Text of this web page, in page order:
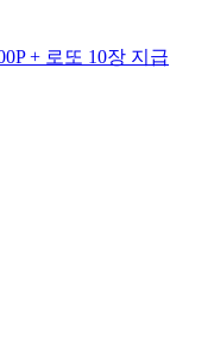
+ 로또 10장 지급